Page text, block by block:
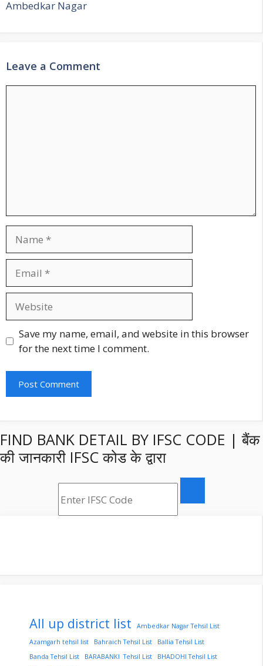
Ambedkar Nagar
Leave a Comment
Save my name, email, and website in this browser
for the next time I comment.
FIND BANK DETAIL BY IFSC CODE | बैंक
की जानकारी IFSC कोड के द्वारा
All up district list
Ambedkar Nagar Tehsil List
Azamgarh tehsil list
Bahraich Tehsil List
Ballia Tehsil List
Banda Tehsil List
BARABANKI Tehsil List
BHADOHI Tehsil List